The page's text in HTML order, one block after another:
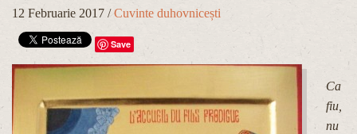
12 Februarie 2017 /Cuvinte duhovnicești
Save
Ca
fiu,
nu